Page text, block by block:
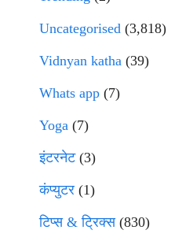
Uncategorised (3,818)
Vidnyan katha (39)
Whats app (7)
Yoga (7)
इंटरनेट(3)
कंप्युटर (1)
टिप्स & ट्रिक्स(830)